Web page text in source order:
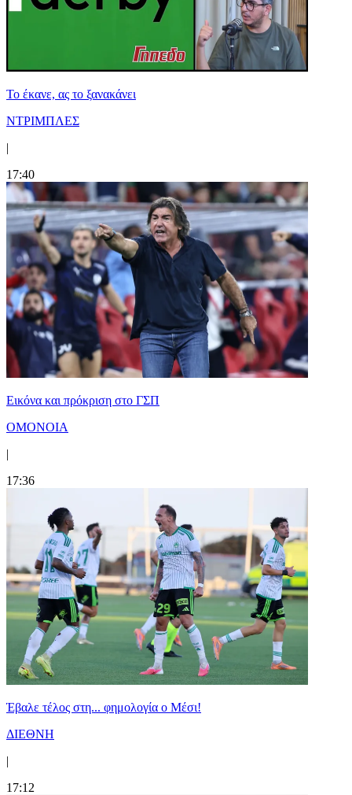
Το έκανε, ας το ξανακάνει
ΝΤΡΙΜΠΛΕΣ
|
17:40
Εικόνα και πρόκριση στο ΓΣΠ
ΟΜΟΝΟΙΑ
|
17:36
Έβαλε τέλος στη... φημολογία o Μέσι!
ΔΙΕΘΝΗ
|
17:12